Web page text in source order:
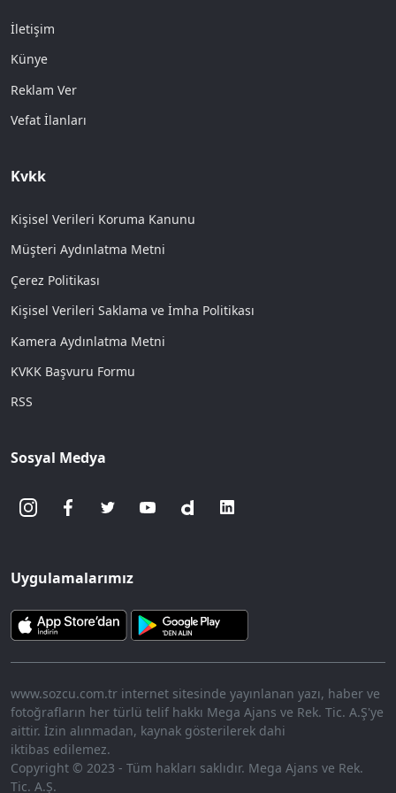
İletişim
Künye
Reklam Ver
Vefat İlanları
Kvkk
Kişisel Verileri Koruma Kanunu
Müşteri Aydınlatma Metni
Çerez Politikası
Kişisel Verileri Saklama ve İmha Politikası
Kamera Aydınlatma Metni
KVKK Başvuru Formu
RSS
Sosyal Medya
Uygulamalarımız
www.sozcu.com.tr internet sitesinde yayınlanan yazı, haber ve
fotoğrafların her türlü telif hakkı Mega Ajans ve Rek. Tic. A.Ş'ye
aittir. İzin alınmadan, kaynak gösterilerek dahi
iktibas edilemez.
Copyright © 2023 - Tüm hakları saklıdır. Mega Ajans ve Rek.
Tic. A.Ş.